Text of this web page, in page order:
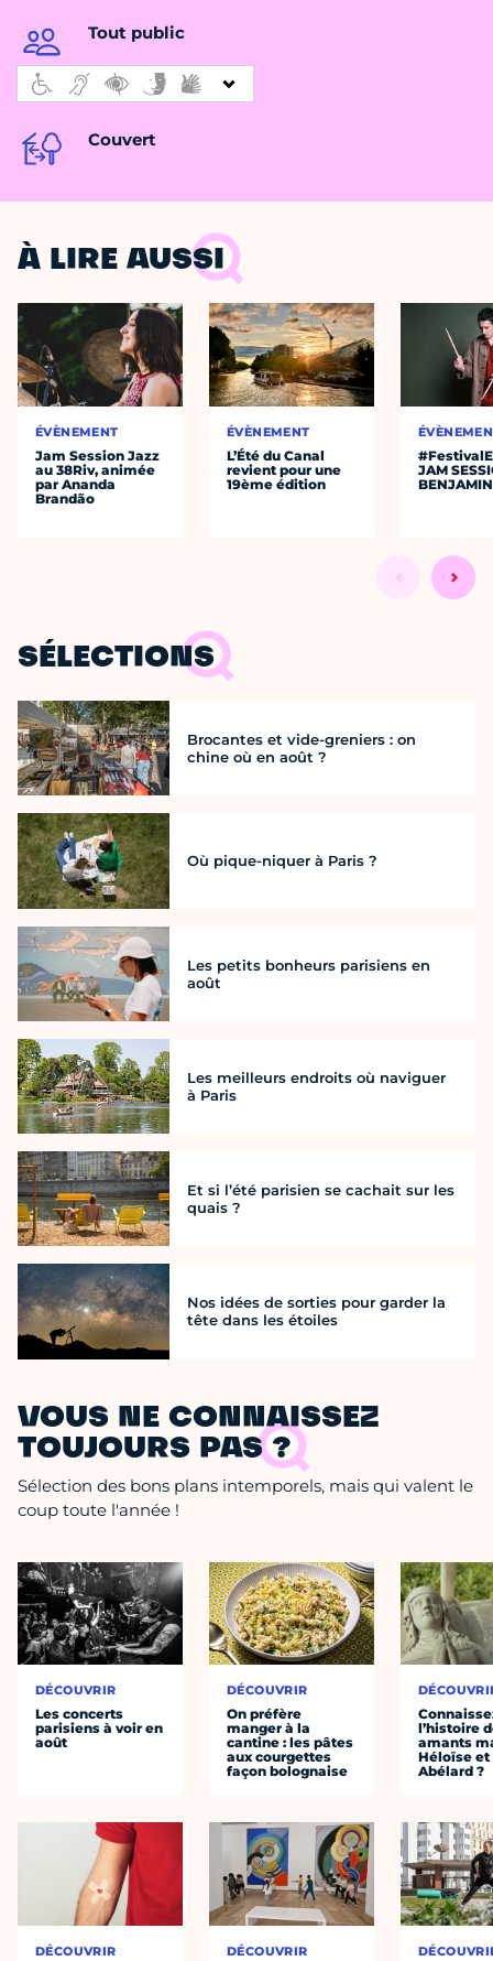
Tout public
Couvert
À LIRE AUSSI
ÉVÈNEMENT
Jam Session Jazz
au 38Riv, animée
par Ananda
Brandão
ÉVÈNEMENT
L’Été du Canal
revient pour une
19ème édition
JAM
SÉLECTIONS
Brocantes et vide-greniers : on
chine où en août ?
Où pique-niquer à Paris ?
Les petits bonheurs parisiens en
août
Les meilleurs endroits où naviguer
à Paris
Et si l’été parisien se cachait sur les
quais ?
Nos idées de sorties pour garder la
tête dans les étoiles
VOUS NE CONNAISSEZ
TOUJOURS PAS ?
Sélection des bons plans intemporels, mais qui valent le
coup toute l'année !
DÉCOUVRIR
Les concerts
parisiens à voir en
août
DÉCOUVRIR
DÉCOUVRIR
On préfère
manger à la
cantine : les pâtes
aux courgettes
façon bolognaise
DÉCOUVRIR
l’histoire
amants
Héloïse et
Abélard ?